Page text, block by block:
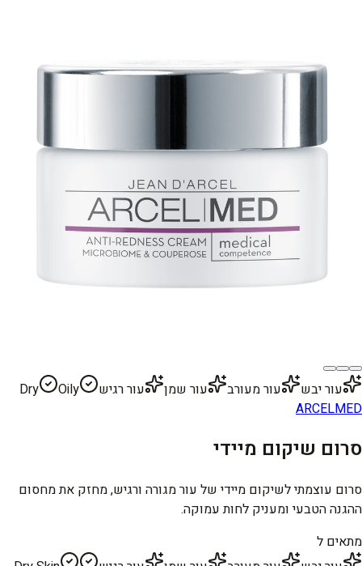
עור יבש עור מעורב עור שמן עור רגיש Dry
Oily
ARCELMED
סרום שיקום מיידי
סרום עוצמתי לשיקום מיידי של עור מגורה ורגיש, מחזק את מחסום
ההגנה הטבעי ומעניק לחות עמוקה.
מתאים ל